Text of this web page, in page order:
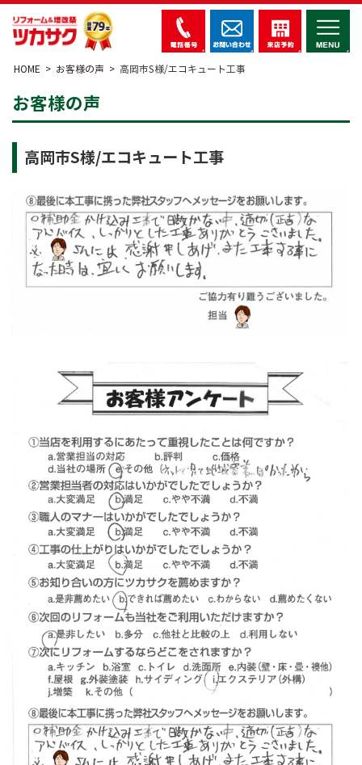
HOME お客様の声 高岡市S様/エコキュート工事
お客様の声
高岡市S様/エコキュート工事